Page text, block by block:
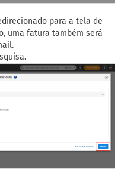
para a tela de
uma fatura também será